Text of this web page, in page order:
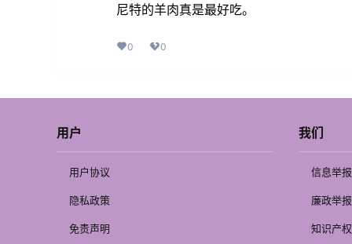
尼特的羊肉真是最好吃。
0 0
用户
用户协议
隐私政策
免责声明
我们
信息举报
廉政举报
知识产